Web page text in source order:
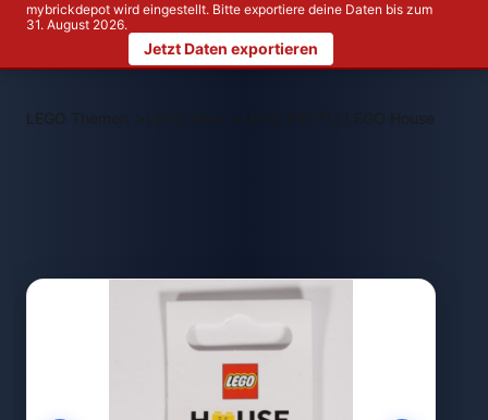
mybrickdepot wird eingestellt. Bitte exportiere deine Daten bis zum
31. August 2026.
Jetzt Daten exportieren
LEGO Themen > LEGO 853712 LEGO House 2x4